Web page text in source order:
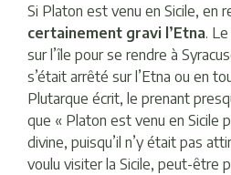
Si Platon est venu en Sicile, en
certainement gravi l’Etna.
sur l’île pour se rendre à
s’était arrêté sur l’Etna ou en
Plutarque écrit, le prenant
que « Platon est venu en Sicile
divine, puisqu’il n’y était pas
voulu visiter la Sicile, peut-être